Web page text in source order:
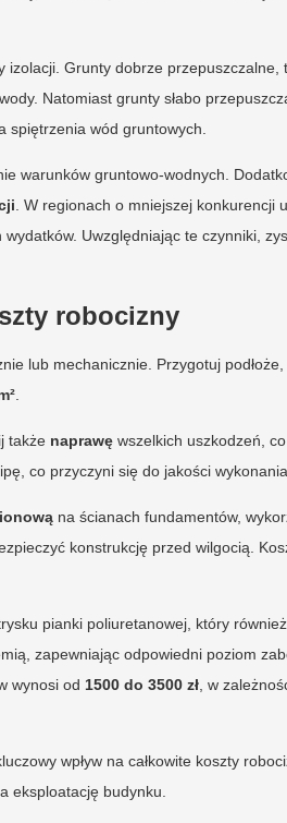
izolacji. Grunty dobrze przepuszczalne,
Natomiast grunty słabo
spiętrzenia wód gruntowych.
warunków gruntowo-wodnych.
. W regionach o mniejszej konkurencji
Uwzględniając te czynniki,
robocizny
lub mechanicznie. Przygotuj
.
także naprawę wszelkich uszkodzeń,
co przyczyni się do jakości
na ścianach fundamentów,
konstrukcję przed wilgocią.
pianki poliuretanowej, który
zapewniając odpowiedni poziom
wynosi od 1500 do 3500 zł, w
wpływ na całkowite koszty
eksploatację budynku.